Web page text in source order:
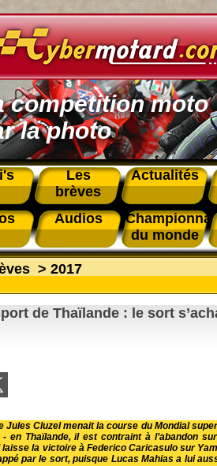
compétition moto
la photo
Les
brèves
Actualités
Audios
Championnat
du monde
> 2017
de Thaïlande : le sort
Jules Cluzel menait la course du Mondial
en Thaïlande, il est contraint à l’abandon
laisse la victoire à Federico Caricasulo sur
par le sort, puisque Lucas Mahias a lui